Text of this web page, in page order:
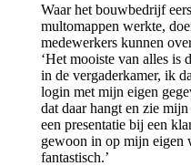
Waar het bouwbedrijf
multomappen werkte,
medewerkers kunnen
‘Het mooiste van alles is
in de vergaderkamer, ik
login met mijn eigen
dat daar hangt en zie
een presentatie bij een
gewoon in op mijn
fantastisch.’